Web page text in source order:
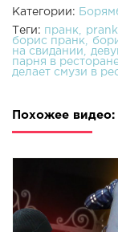
Категории:
Теги: пранк prank
борис пранк
на свидании
парня в
делает смузи в
Похожее видео: